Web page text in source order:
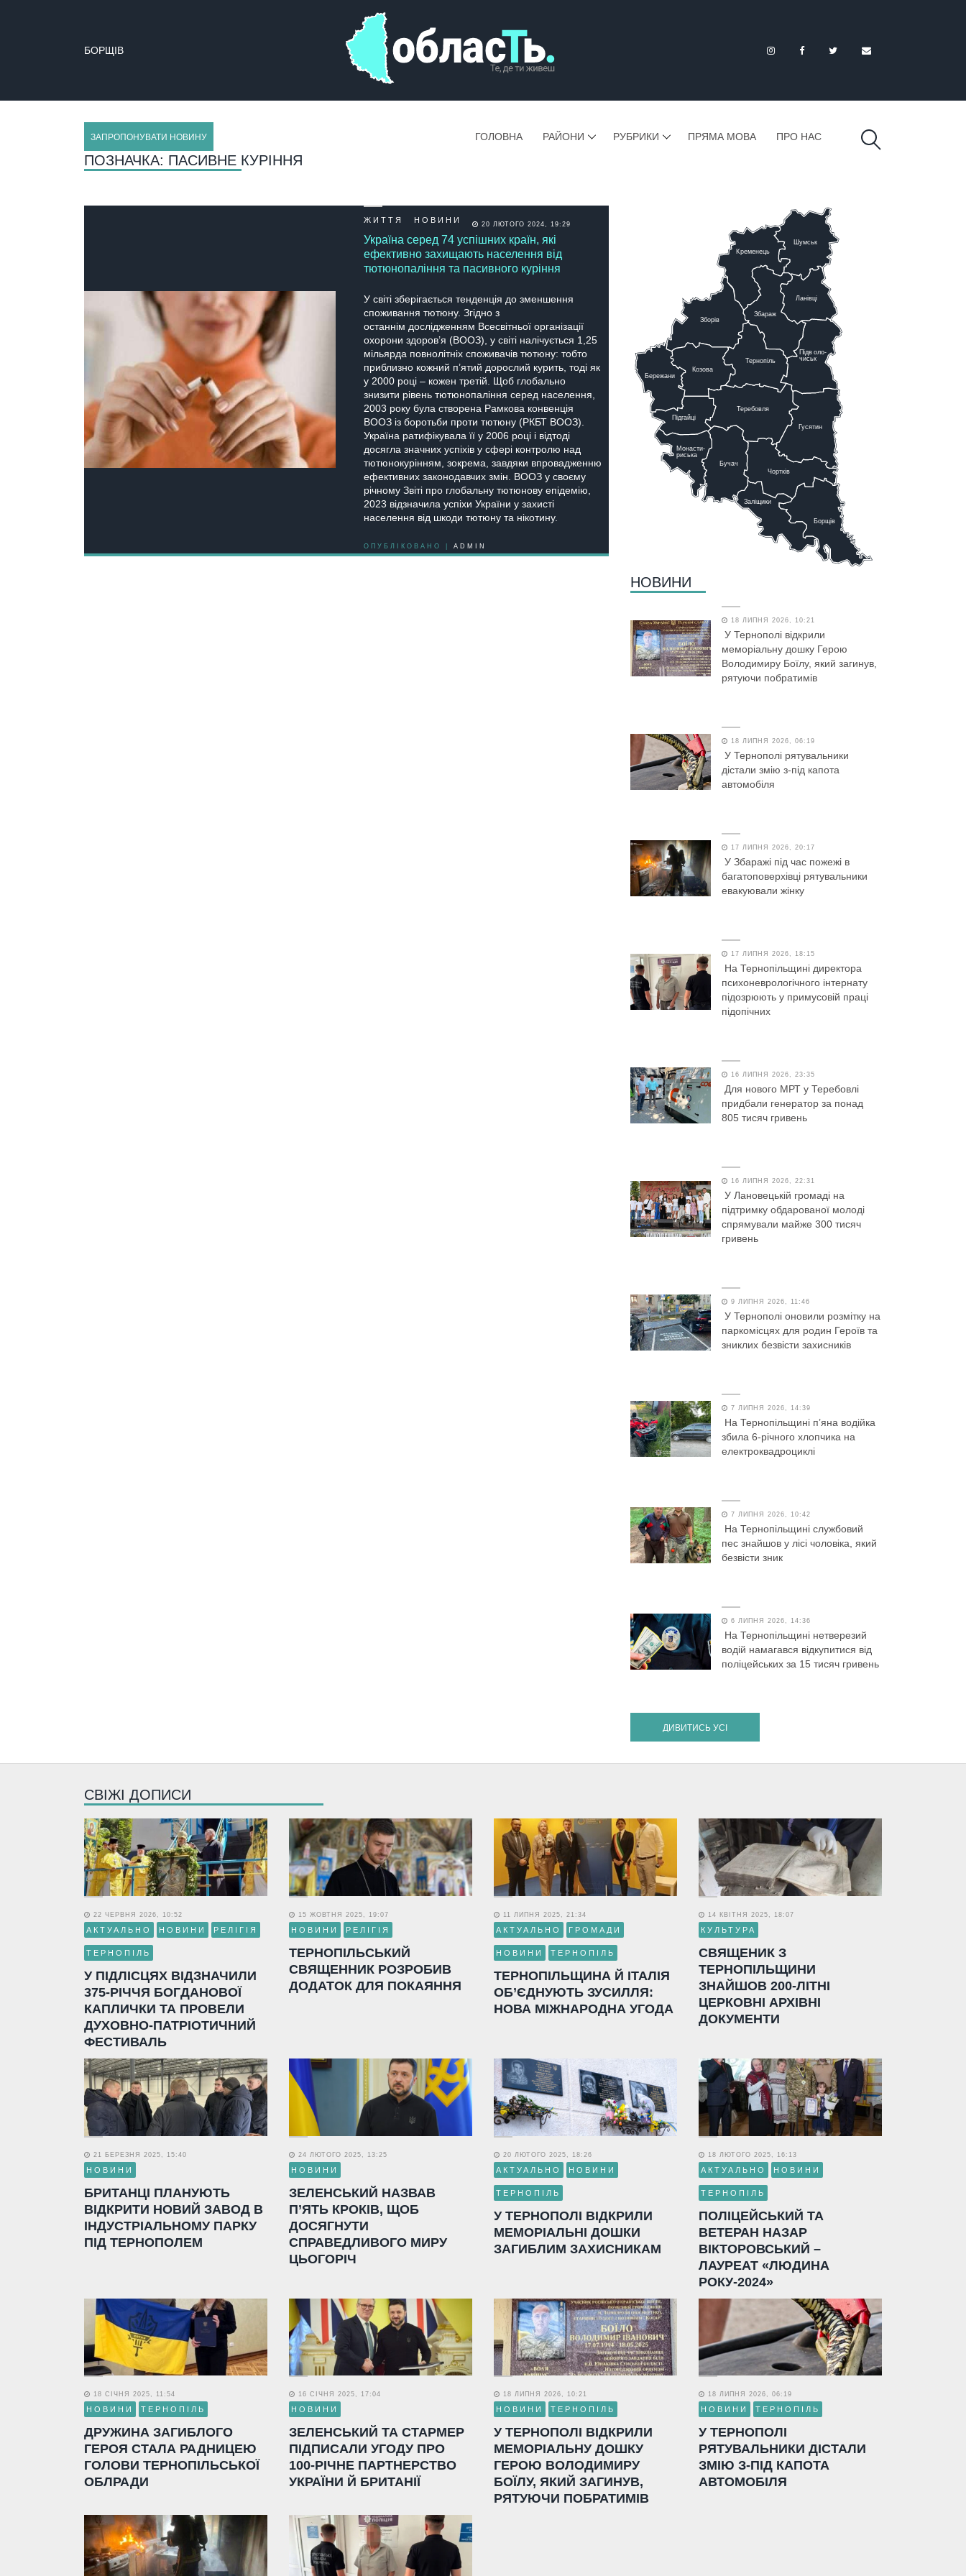
БОРЩІВ
ЗАПРОПОНУВАТИ НОВИНУ ГОЛОВНА РАЙОНИ РУБРИКИ ПРЯМА МОВА ПРО НАС
ПОЗНАЧКА: ПАСИВНЕ КУРІННЯ
ЖИТТЯ НОВИНИ 20 ЛЮТОГО 2024, 19:29
Україна серед 74 успішних країн, які
ефективно захищають населення від
тютюнопаління та пасивного куріння
У світі зберігається тенденція до зменшення
споживання тютюну. Згідно з
останнім дослідженням Всесвітньої організації
охорони здоров’я (ВООЗ), у світі налічується 1,25
мільярда повнолітніх споживачів тютюну: тобто
приблизно кожний п’ятий дорослий курить, тоді як
у 2000 році – кожен третій. Щоб глобально
знизити рівень тютюнопаління серед населення,
2003 року була створена Рамкова конвенція
ВООЗ із боротьби проти тютюну (РКБТ ВООЗ).
Україна ратифікувала її у 2006 році і відтоді
досягла значних успіхів у сфері контролю над
тютюнокурінням, зокрема, завдяки впровадженню
ефективних законодавчих змін. ВООЗ у своєму
річному Звіті про глобальну тютюнову епідемію,
2023 відзначила успіхи України у захисті
населення від шкоди тютюну та нікотину.
ОПУБЛІКОВАНО | ADMIN
Тернопіль
Теребовля
Бучач
Заліщики
Борщів
Чортків
Гусятин
Підволо-
чиськ
Ланівці
Збараж
Шумськ
Кременець
Козова
Бережани
Підгайці
Зборів
Монасти-
риська
НОВИНИ
18 ЛИПНЯ 2026, 10:21
У Тернополі відкрили
меморіальну дошку Герою
Володимиру Боїлу, який загинув,
рятуючи побратимів
18 ЛИПНЯ 2026, 06:19
У Тернополі рятувальники
дістали змію з-під капота
автомобіля
17 ЛИПНЯ 2026, 20:17
У Збаражі під час пожежі в
багатоповерхівці рятувальники
евакуювали жінку
17 ЛИПНЯ 2026, 18:15
На Тернопільщині директора
психоневрологічного інтернату
підозрюють у примусовій праці
підопічних
16 ЛИПНЯ 2026, 23:35
Для нового МРТ у Теребовлі
придбали генератор за понад
805 тисяч гривень
16 ЛИПНЯ 2026, 22:31
У Лановецькій громаді на
підтримку обдарованої молоді
спрямували майже 300 тисяч
гривень
9 ЛИПНЯ 2026, 11:46
У Тернополі оновили розмітку на
паркомісцях для родин Героїв та
зниклих безвісти захисників
7 ЛИПНЯ 2026, 14:39
На Тернопільщині п’яна водійка
збила 6-річного хлопчика на
електроквадроциклі
7 ЛИПНЯ 2026, 10:42
На Тернопільщині службовий
пес знайшов у лісі чоловіка, який
безвісти зник
6 ЛИПНЯ 2026, 14:36
На Тернопільщині нетверезий
водій намагався відкупитися від
поліцейських за 15 тисяч гривень
ДИВИТИСЬ УСІ
СВІЖІ ДОПИСИ
22 ЧЕРВНЯ 2026, 10:52
АКТУАЛЬНО НОВИНИ РЕЛІГІЯ
ТЕРНОПІЛЬ
У ПІДЛІСЦЯХ ВІДЗНАЧИЛИ
375-РІЧЧЯ БОГДАНОВОЇ
КАПЛИЧКИ ТА ПРОВЕЛИ
ДУХОВНО-ПАТРІОТИЧНИЙ
ФЕСТИВАЛЬ
15 ЖОВТНЯ 2025, 19:07
НОВИНИ РЕЛІГІЯ
ТЕРНОПІЛЬСЬКИЙ
СВЯЩЕННИК РОЗРОБИВ
ДОДАТОК ДЛЯ ПОКАЯННЯ
11 ЛИПНЯ 2025, 21:34
АКТУАЛЬНО ГРОМАДИ
НОВИНИ ТЕРНОПІЛЬ
ТЕРНОПІЛЬЩИНА Й ІТАЛІЯ
ОБ’ЄДНУЮТЬ ЗУСИЛЛЯ:
НОВА МІЖНАРОДНА УГОДА
14 КВІТНЯ 2025, 18:07
КУЛЬТУРА
СВЯЩЕНИК З
ТЕРНОПІЛЬЩИНИ
ЗНАЙШОВ 200-ЛІТНІ
ЦЕРКОВНІ АРХІВНІ
ДОКУМЕНТИ
21 БЕРЕЗНЯ 2025, 15:40
НОВИНИ
БРИТАНЦІ ПЛАНУЮТЬ
ВІДКРИТИ НОВИЙ ЗАВОД В
ІНДУСТРІАЛЬНОМУ ПАРКУ
ПІД ТЕРНОПОЛЕМ
24 ЛЮТОГО 2025, 13:25
НОВИНИ
ЗЕЛЕНСЬКИЙ НАЗВАВ
П’ЯТЬ КРОКІВ, ЩОБ
ДОСЯГНУТИ
СПРАВЕДЛИВОГО МИРУ
ЦЬОГОРІЧ
20 ЛЮТОГО 2025, 18:26
АКТУАЛЬНО НОВИНИ
ТЕРНОПІЛЬ
У ТЕРНОПОЛІ ВІДКРИЛИ
МЕМОРІАЛЬНІ ДОШКИ
ЗАГИБЛИМ ЗАХИСНИКАМ
18 ЛЮТОГО 2025, 16:13
АКТУАЛЬНО НОВИНИ
ТЕРНОПІЛЬ
ПОЛІЦЕЙСЬКИЙ ТА
ВЕТЕРАН НАЗАР
ВІКТОРОВСЬКИЙ –
ЛАУРЕАТ «ЛЮДИНА
РОКУ-2024»
18 СІЧНЯ 2025, 11:54
НОВИНИ ТЕРНОПІЛЬ
ДРУЖИНА ЗАГИБЛОГО
ГЕРОЯ СТАЛА РАДНИЦЕЮ
ГОЛОВИ ТЕРНОПІЛЬСЬКОЇ
ОБЛРАДИ
16 СІЧНЯ 2025, 17:04
НОВИНИ
ЗЕЛЕНСЬКИЙ ТА СТАРМЕР
ПІДПИСАЛИ УГОДУ ПРО
100-РІЧНЕ ПАРТНЕРСТВО
УКРАЇНИ Й БРИТАНІЇ
18 ЛИПНЯ 2026, 10:21
НОВИНИ ТЕРНОПІЛЬ
У ТЕРНОПОЛІ ВІДКРИЛИ
МЕМОРІАЛЬНУ ДОШКУ
ГЕРОЮ ВОЛОДИМИРУ
БОЇЛУ, ЯКИЙ ЗАГИНУВ,
РЯТУЮЧИ ПОБРАТИМІВ
18 ЛИПНЯ 2026, 06:19
НОВИНИ ТЕРНОПІЛЬ
У ТЕРНОПОЛІ
РЯТУВАЛЬНИКИ ДІСТАЛИ
ЗМІЮ З-ПІД КАПОТА
АВТОМОБІЛЯ